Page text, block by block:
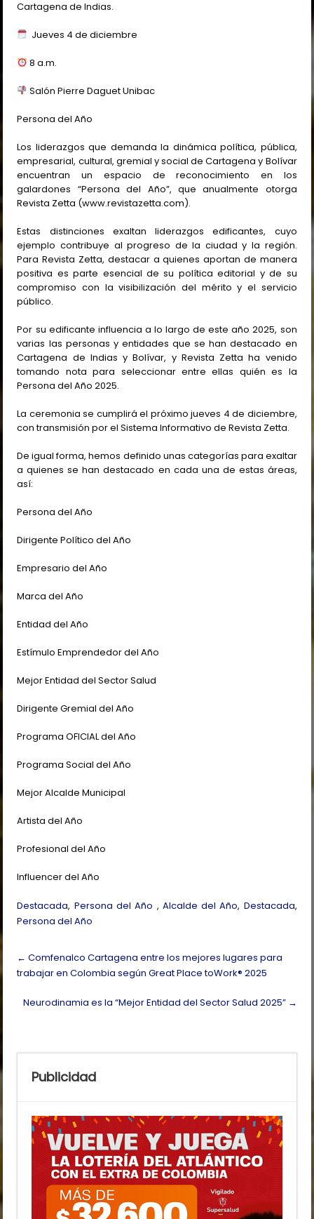
Cartagena de Indias.
Jueves 4 de diciembre
8 a.m.
Salón Pierre Daguet Unibac
Persona del Año
Los liderazgos que demanda la dinámica política, pública,
empresarial, cultural, gremial y social de Cartagena y Bolívar
encuentran un espacio de reconocimiento en los
galardones “Persona del Año”, que anualmente otorga
Revista Zetta (www.revistazetta.com).
Estas distinciones exaltan liderazgos edificantes, cuyo
ejemplo contribuye al progreso de la ciudad y la región.
Para Revista Zetta, destacar a quienes aportan de manera
positiva es parte esencial de su política editorial y de su
compromiso con la visibilización del mérito y el servicio
público.
Por su edificante influencia a lo largo de este año 2025, son
varias las personas y entidades que se han destacado en
Cartagena de Indias y Bolívar, y Revista Zetta ha venido
tomando nota para seleccionar entre ellas quién es la
Persona del Año 2025.
La ceremonia se cumplirá el próximo jueves 4 de diciembre,
con transmisión por el Sistema Informativo de Revista Zetta.
De igual forma, hemos definido unas categorías para exaltar
a quienes se han destacado en cada una de estas áreas,
así:
Persona del Año
Dirigente Político del Año
Empresario del Año
Marca del Año
Entidad del Año
Estímulo Emprendedor del Año
Mejor Entidad del Sector Salud
Dirigente Gremial del Año
Programa OFICIAL del Año
Programa Social del Año
Mejor Alcalde Municipal
Artista del Año
Profesional del Año
Influencer del Año
Destacada, Persona del Año , Alcalde del Año, Destacada,
Persona del Año
Post
navigation
← Comfenalco Cartagena entre los mejores lugares para
trabajar en Colombia según Great Place toWork® 2025
Neurodinamia es la “Mejor Entidad del Sector Salud 2025” →
Publicidad